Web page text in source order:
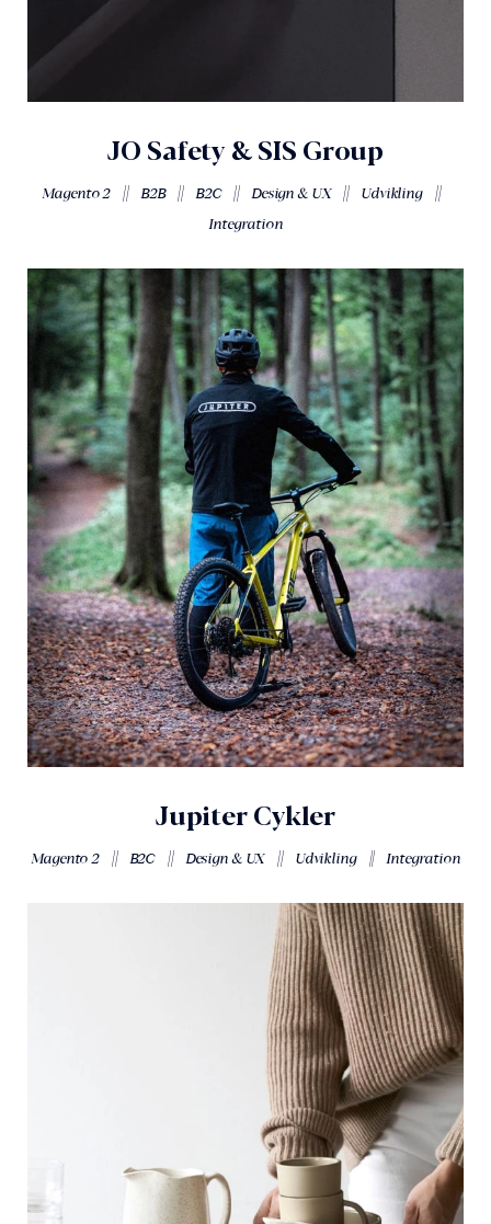
JO Safety & SIS Group
Magento 2 || B2B || B2C || Design & UX || Udvikling ||
Integration
Jupiter Cykler
Magento 2 || B2C || Design & UX || Udvikling || Integration